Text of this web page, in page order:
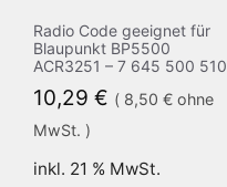
Radio Code geeignet für
Blaupunkt BP5500
ACR3251 – 7 645 500 510
10,29 € ( 8,50 € ohne
MwSt. )
inkl. 21 % MwSt.